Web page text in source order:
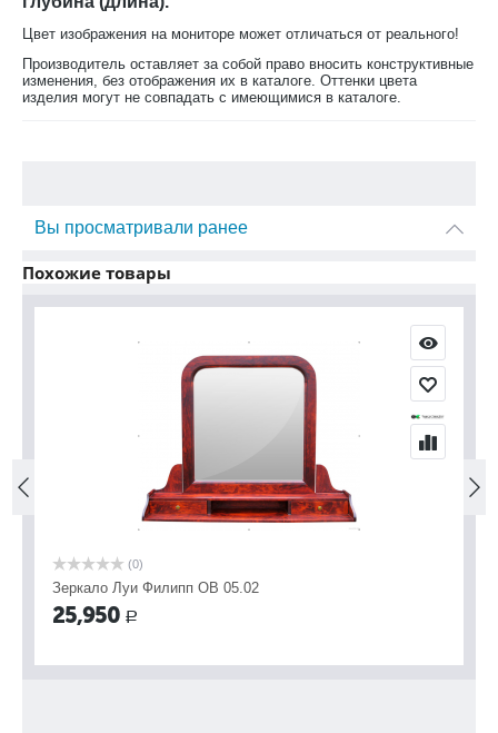
Цвет изображения на мониторе может отличаться от реального!
Производитель оставляет за собой право вносить конструктивные
изменения, без отображения их в каталоге. Оттенки цвета
изделия могут не совпадать с имеющимися в каталоге.
Вы просматривали ранее
Похожие товары
(0)
Зеркало Луи Филипп ОВ 05.02
25,950 Р